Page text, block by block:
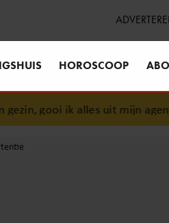
HOROSCOOP
gooi ik alles uit mijn agenda”